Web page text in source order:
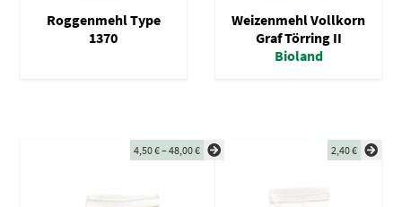
Roggenmehl Type
1370
Weizenmehl Vollkorn
Graf Törring II
Bioland
4,50€–48,00€ 2,40€